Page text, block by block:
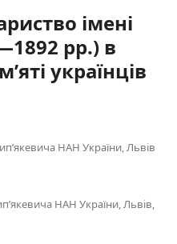
імені
рр.) в
українців
НАН України, Львів
НАН України, Львів,